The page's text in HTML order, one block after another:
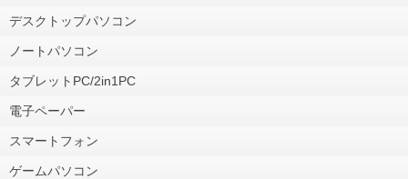
デスクトップパソコン
ノートパソコン
タブレットPC/2in1PC
電子ペーパー
スマートフォン
ゲームパソコン